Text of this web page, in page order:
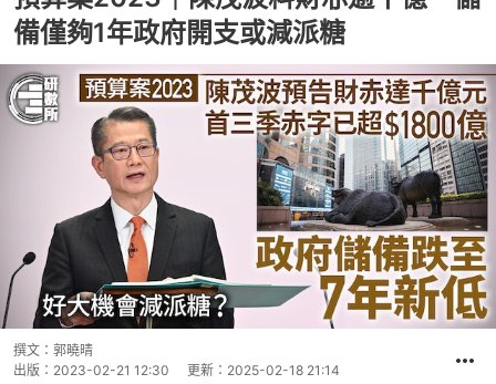
備僅夠1年政府開支或減派糖
撰文： 郭曉晴
出版： 2023-02-21 12:30 更新： 2025-02-18 21:14